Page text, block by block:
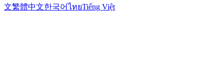
文繁體中文한국어ไทยTiếng Việt